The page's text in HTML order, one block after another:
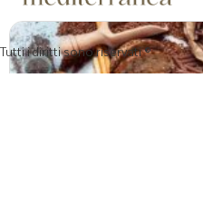
Tutti i diritti sono riservati ®